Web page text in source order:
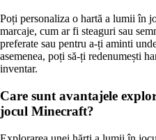
Poți personaliza o hartă a lumii în
marcaje, cum ar fi steaguri sau
preferate sau pentru a-ți aminti
asemenea, poți să-ți redenumești
inventar.
Care sunt avantajele
jocul Minecraft?